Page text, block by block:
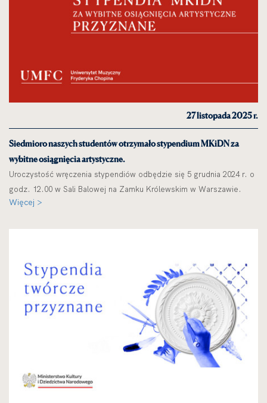
27 listopada 2025 r.
Siedmioro naszych studentów otrzymało stypendium MKiDN za
wybitne osiągnięcia artystyczne.
Uroczystość wręczenia stypendiów odbędzie się 5 grudnia 2024 r. o
godz. 12.00 w Sali Balowej na Zamku Królewskim w Warszawie.
Więcej >